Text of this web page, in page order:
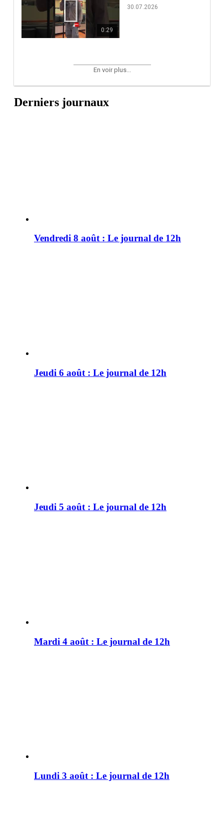
0:29
30.07.2026
En voir plus...
Derniers journaux
Vendredi 8 août : Le journal de 12h
Jeudi 6 août : Le journal de 12h
Jeudi 5 août : Le journal de 12h
Mardi 4 août : Le journal de 12h
Lundi 3 août : Le journal de 12h